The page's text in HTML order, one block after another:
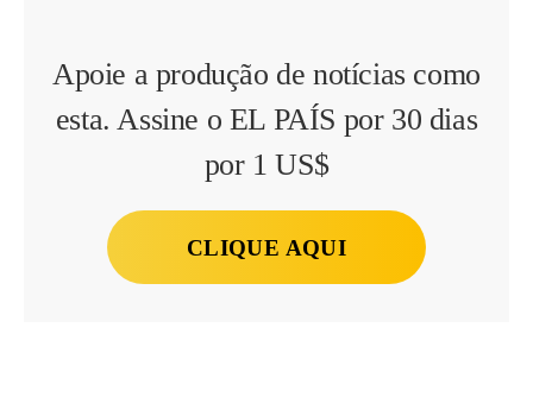
Apoie a produção de notícias como
esta. Assine o EL PAÍS por 30 dias
por 1 US$
CLIQUE AQUI